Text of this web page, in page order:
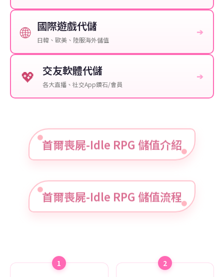
🌐 國際遊戲代儲
日韓、歐美、陸服海外儲值
➔
💖 交友軟體代儲
各大直播、社交App鑽石/會員
➔
首爾喪屍-Idle RPG 儲值介紹
首爾喪屍-Idle RPG 儲值流程
1 2